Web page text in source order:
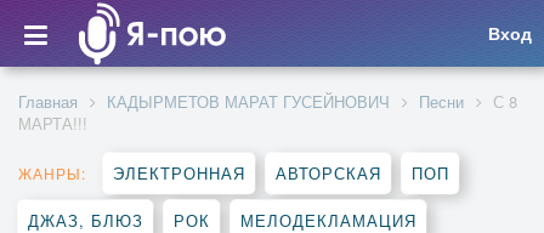
Вход
Главная КАДЫРМЕТОВ МАРАТ ГУСЕЙНОВИЧ Песни
С 8
МАРТА!!!
ЖАНРЫ: ЭЛЕКТРОННАЯ АВТОРСКАЯ ПОП
ДЖАЗ, БЛЮЗ РОК МЕЛОДЕКЛАМАЦИЯ